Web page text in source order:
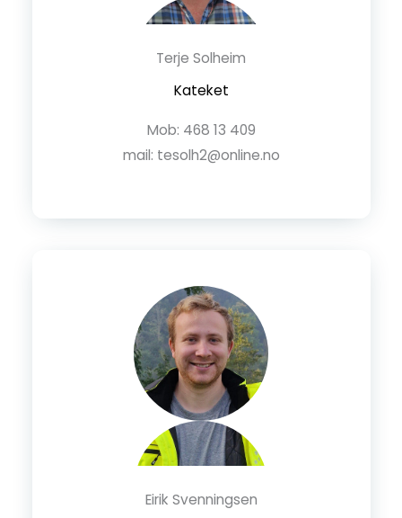
Terje Solheim
Kateket
Mob: 468 13 409
mail: tesolh2@online.no
Eirik Svenningsen